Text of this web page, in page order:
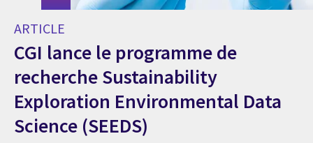
ARTICLE
CGI lance le programme de
recherche Sustainability
Exploration Environmental Data
Science (SEEDS)